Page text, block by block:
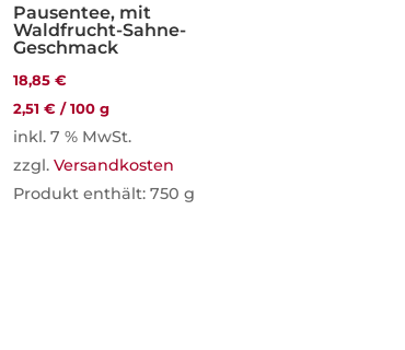
Pausentee, mit
Waldfrucht-Sahne-
Geschmack
18,85€
2,51€ /100 g
inkl. 7 % MwSt.
zzgl.Versandkosten
Produkt enthält: 750g